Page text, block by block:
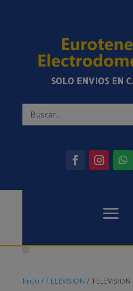
SOLO ENVIOS EN
Inicio / TELEVISION / TELEVISION